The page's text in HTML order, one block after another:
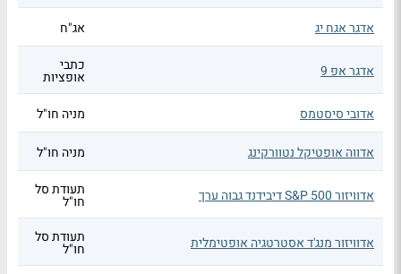
אדגר אגח יג אג"ח
אדגר אפ 9 כתבי
אופציות
אדובי סיסטמס
מניה חו"ל
אדווה אופטיקל נטוורקינג מניה חו"ל
אדוויזור S&P 500 דיבידנד גבוה ערך תעודת סל
חו"ל
אדוויזור מנג'ד אסטרטגיה אופטימלית תעודת סל
חו"ל